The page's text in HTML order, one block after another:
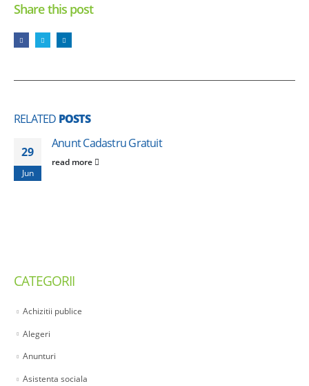
Share this post
RELATED POSTS
29
Jun
Anunt Cadastru Gratuit
read more
CATEGORII
Achizitii publice
Alegeri
Anunturi
Asistenta sociala